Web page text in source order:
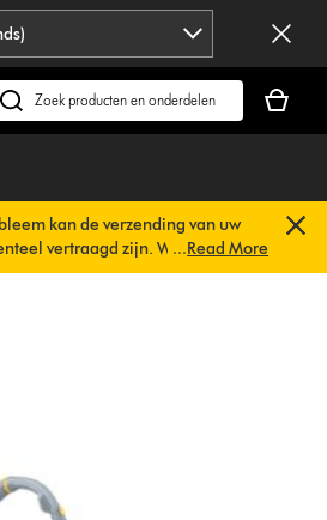
Zoek
is
kan de verzending van uw
vertraagd zijn. We werken al
U hoeft verder niets te doen. Uw
...Read More